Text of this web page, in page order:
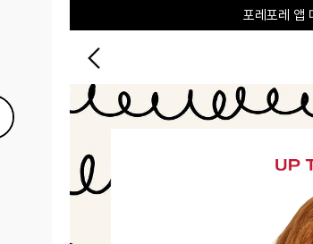
하우스오브캐러